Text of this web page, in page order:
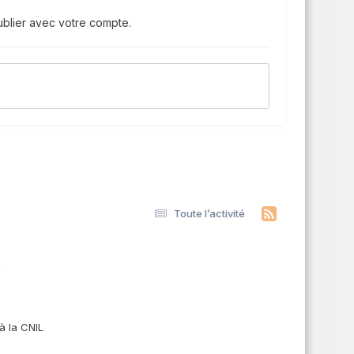
avec votre compte.
Toute l’activité
CNIL